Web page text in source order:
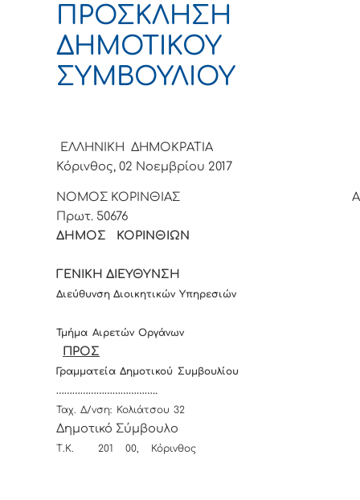
ΠΡΟΣΚΛΗΣΗ
ΔΗΜΟΤΙΚΟΥ
ΣΥΜΒΟΥΛΙΟΥ
ΕΛΛΗΝΙΚΗ ΔΗΜΟΚΡΑΤΙΑ
Κόρινθος, 02 Νοεμβρίου 2017
ΝΟΜΟΣ ΚΟΡΙΝΘΙΑΣ
Πρωτ. 50676
ΔΗΜΟΣ
ΓΕΝΙΚΗ ΔΙΕΥΘΥΝΣΗ
Διεύθυνση Διοικητικών Υπηρεσιών
Τμήμα Αιρετών Οργάνων
Π ΡΟΣ
Γραμματεία Δημοτικού Συμβουλίου
………………………………..
Ταχ. Δ/νση: Κολιάτσου 32
Δημοτικό Σύμβουλο
Τ.Κ. 201 00, Κόρινθος